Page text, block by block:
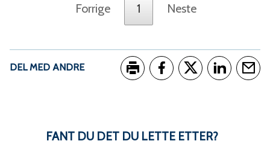
Forrige 1 Neste
DEL MED ANDRE
FANT DU DET DU LETTE ETTER?